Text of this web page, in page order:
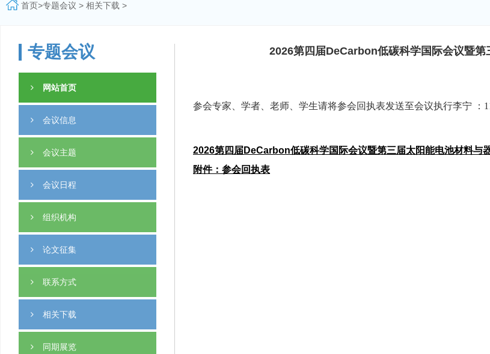
首页>专题会议 > 相关下载 >
专题会议
网站首页
会议信息
会议主题
会议日程
组织机构
论文征集
联系方式
相关下载
同期展览
2026第四届DeCarbon低碳科学国际会议暨
参会专家、学者、老师、学生请将参会回执表发送至会议执行李宁 ：
2026第四届DeCarbon低碳科学国际会议暨第三届太阳能电池材料与
附件：参会回执表